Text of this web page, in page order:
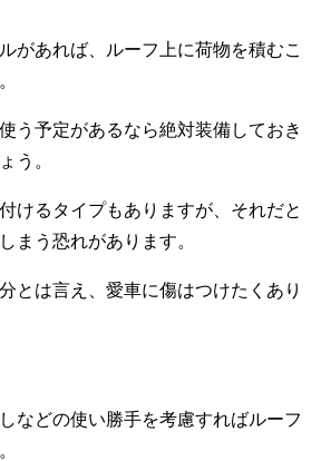
があれば、ルーフ上に荷物を積むこ
う予定があるなら絶対装備しておき
う。
けるタイプもありますが、それだと
まう恐れがあります。
とは言え、愛車に傷はつけたくあり
などの使い勝手を考慮すればルーフ